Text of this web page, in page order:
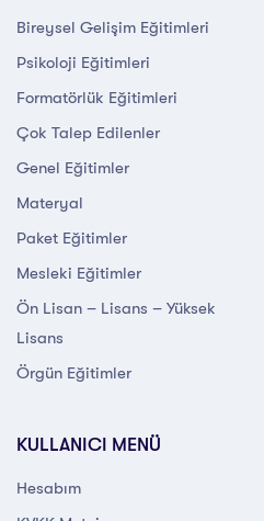
Bireysel Gelişim Eğitimleri
Psikoloji Eğitimleri
Formatörlük Eğitimleri
Çok Talep Edilenler
Genel Eğitimler
Materyal
Paket Eğitimler
Mesleki Eğitimler
Ön Lisan – Lisans – Yüksek
Lisans
Örgün Eğitimler
KULLANICI MENÜ
Hesabım